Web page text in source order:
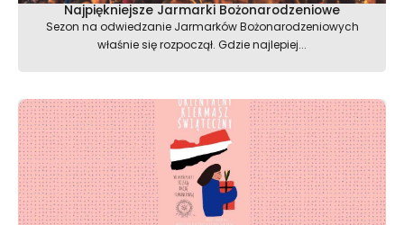
Najpiękniejsze Jarmarki Bożonarodzeniowe
Sezon na odwiedzanie Jarmarków Bożonarodzeniowych
właśnie się rozpoczął. Gdzie najlepiej...